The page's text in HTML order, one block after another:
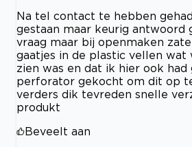
Na tel contact te hebben
gestaan maar keurig antwoord
vraag maar bij openmaken
gaatjes in de plastic vellen
zien was en dat ik hier ook had
perforator gekocht om dit op
verders dik tevreden snelle
produkt
Beveelt aan